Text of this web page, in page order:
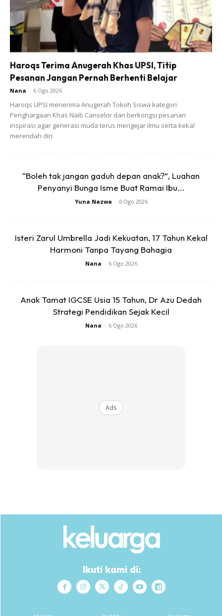
View this post on Instagram
A Post Shared By Puteri Sarah Liyana Megat (@puterisarahliyana)
Ads
Haroqs Terima Anugerah Khas UPSI, Titip
Pesanan Jangan Pernah Berhenti Belajar
Nana - 6 Ogo 2026
Haroqs UPSI menerima Anugerah Tokoh Siswa kategori
Penghargaan Khas Naib Canselor dan berkongsi pesanan
inspirasi agar generasi muda terus mengejar ilmu serta kekal
merendah diri.
“Boleh tak jangan gaduh depan anak?”, Luahan
Penyanyi Bunga Isme Buat Ramai Ibu...
Yuna Nazwa - 6 Ogo 2026
Isteri Zarul Umbrella Jadi Kekuatan, 17 Tahun Kekal
Harmoni Tanpa Tayang Bahagia
Nana - 6 Ogo 2026
Anak Tamat IGCSE Usia 15 Tahun, Dr Azu Dedah
Strategi Pendidikan Sejak Kecil
Nana - 6 Ogo 2026
Ads
Ikuti kami di: